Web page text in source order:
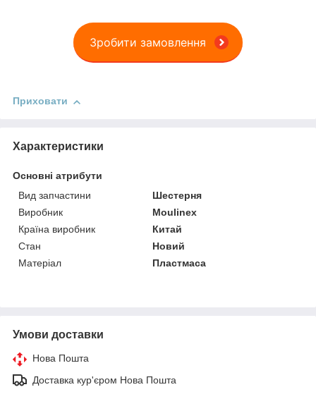
Зробити замовлення
Приховати
Характеристики
Основні атрибути
Вид запчастини
Шестерня
Виробник
Moulinex
Країна виробник
Китай
Стан
Новий
Матеріал
Пластмаса
Умови доставки
Нова Пошта
Доставка кур'єром Нова Пошта